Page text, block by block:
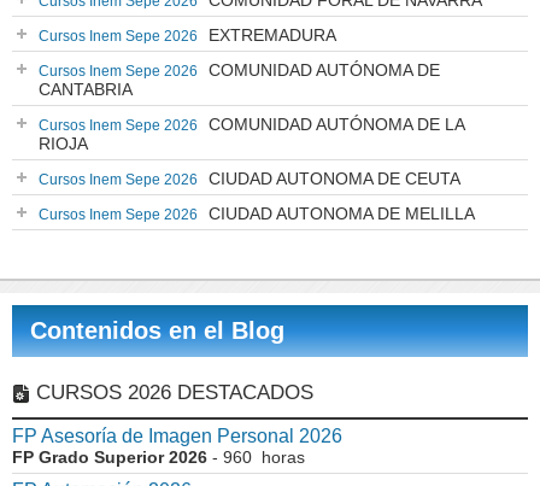
Cursos Inem Sepe 2026 EXTREMADURA
Cursos Inem Sepe 2026
COMUNIDAD AUTÓNOMA DE
CANTABRIA
Cursos Inem Sepe 2026
COMUNIDAD AUTÓNOMA DE LA
RIOJA
Cursos Inem Sepe 2026 CIUDAD AUTONOMA DE CEUTA
Cursos Inem Sepe 2026 CIUDAD AUTONOMA DE MELILLA
Contenidos en el Blog
CURSOS 2026 DESTACADOS
FP Asesoría de Imagen Personal 2026
FP Grado Superior 2026 - 960 horas